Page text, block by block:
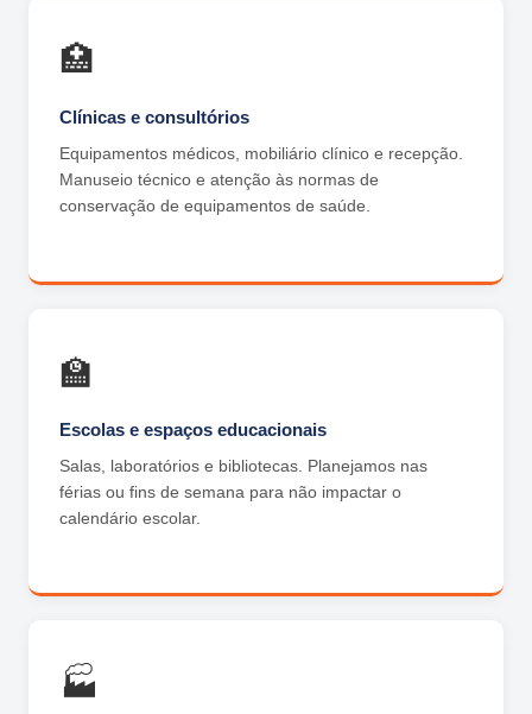
🏥
Clínicas e consultórios
Equipamentos médicos, mobiliário clínico e recepção.
Manuseio técnico e atenção às normas de
conservação de equipamentos de saúde.
🏫
Escolas e espaços educacionais
Salas, laboratórios e bibliotecas. Planejamos nas
férias ou fins de semana para não impactar o
calendário escolar.
🏭